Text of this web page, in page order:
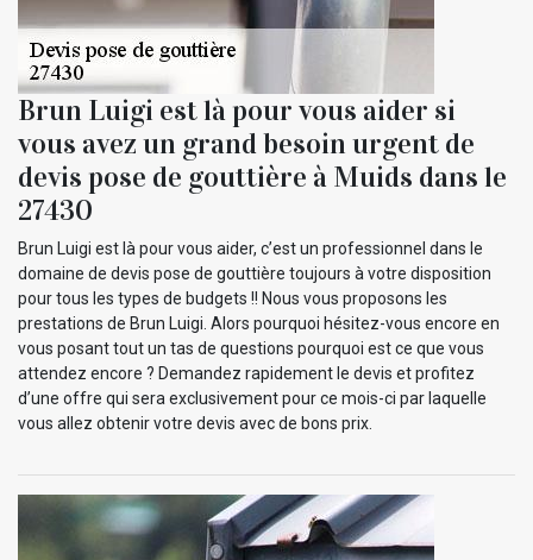
Brun Luigi est là pour vous aider si
vous avez un grand besoin urgent de
devis pose de gouttière à Muids dans le
27430
Brun Luigi est là pour vous aider, c’est un professionnel dans le
domaine de devis pose de gouttière toujours à votre disposition
pour tous les types de budgets !! Nous vous proposons les
prestations de Brun Luigi. Alors pourquoi hésitez-vous encore en
vous posant tout un tas de questions pourquoi est ce que vous
attendez encore ? Demandez rapidement le devis et profitez
d’une offre qui sera exclusivement pour ce mois-ci par laquelle
vous allez obtenir votre devis avec de bons prix.